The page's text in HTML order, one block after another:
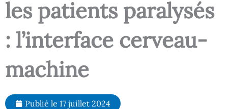
les patients paralysés
: l’interface cerveau-
machine
Publié le 17 juillet 2024